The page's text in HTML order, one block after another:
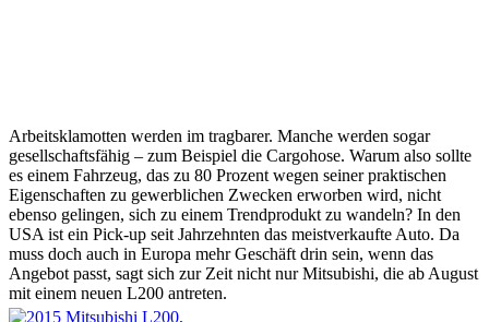
Arbeitsklamotten werden im tragbarer. Manche werden sogar
gesellschaftsfähig – zum Beispiel die Cargohose. Warum also sollte
es einem Fahrzeug, das zu 80 Prozent wegen seiner praktischen
Eigenschaften zu gewerblichen Zwecken erworben wird, nicht
ebenso gelingen, sich zu einem Trendprodukt zu wandeln? In den
USA ist ein Pick-up seit Jahrzehnten das meistverkaufte Auto. Da
muss doch auch in Europa mehr Geschäft drin sein, wenn das
Angebot passt, sagt sich zur Zeit nicht nur Mitsubishi, die ab August
mit einem neuen L200 antreten.